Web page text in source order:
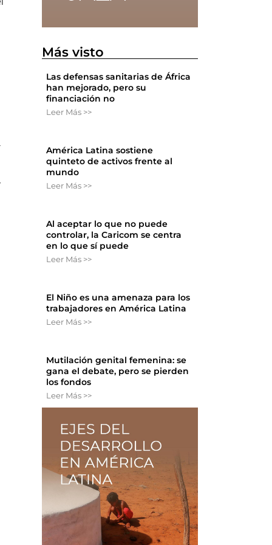
Más visto
Las defensas sanitarias de África
han mejorado, pero su
financiación no
Leer Más >>
América Latina sostiene
quinteto de activos frente al
mundo
Leer Más >>
Al aceptar lo que no puede
controlar, la Caricom se centra
en lo que sí puede
Leer Más >>
El Niño es una amenaza para los
trabajadores en América Latina
Leer Más >>
Mutilación genital femenina: se
gana el debate, pero se pierden
los fondos
Leer Más >>